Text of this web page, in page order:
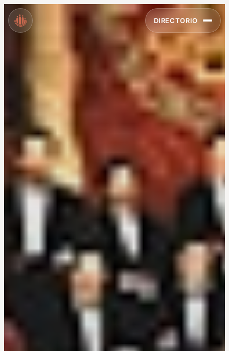
DIRECTORIO